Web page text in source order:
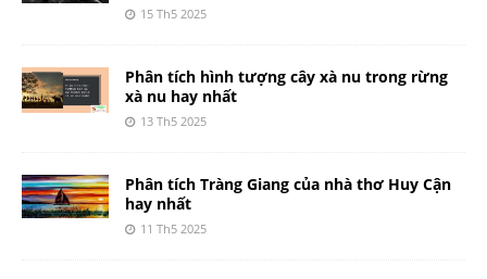
15 Th5 2025
Phân tích hình tượng cây xà nu trong rừng
xà nu hay nhất
13 Th5 2025
Phân tích Tràng Giang của nhà thơ Huy Cận
hay nhất
11 Th5 2025